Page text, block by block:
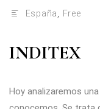
España Free
INDITEX
Hoy analizaremos